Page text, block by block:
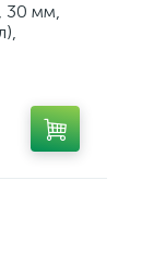
30 мм,